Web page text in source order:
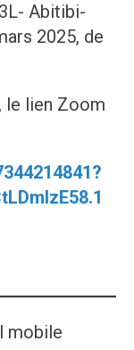
Abitibi-
2025, de
le lien Zoom
mobile